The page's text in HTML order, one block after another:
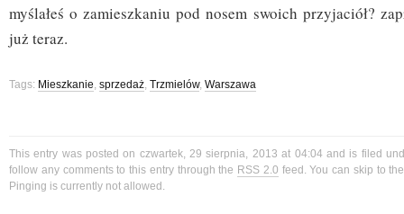
myślałeś o zamieszkaniu pod nosem swoich przyjaciół?
już teraz.
Tags: Mieszkanie, sprzedaż, Trzmielów, Warszawa
This entry was posted on czwartek, 29 sierpnia, 2013 at 04:04 and is filed
follow any comments to this entry through the RSS 2.0 feed. You can skip to
Pinging is currently not allowed.